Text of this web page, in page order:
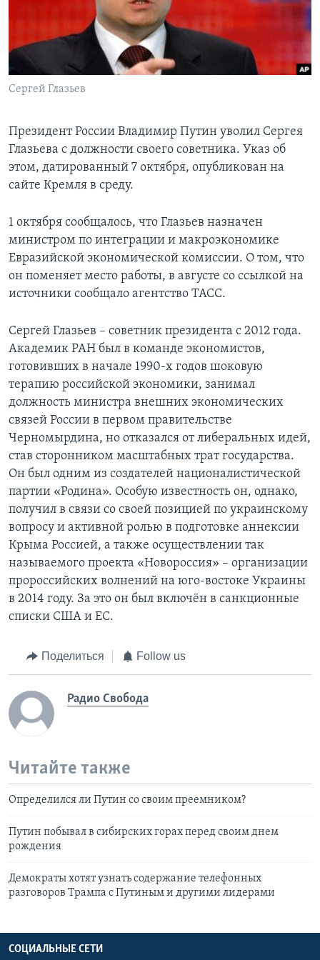
Learning English
СОЦИАЛЬНЫЕ СЕТИ
Языки
Сергей Глазьев
Президент России Владимир Путин уволил Сергея
Глазьева с должности своего советника. Указ об
этом, датированный 7 октября, опубликован на
сайте Кремля в среду.
1 октября сообщалось, что Глазьев назначен
министром по интеграции и макроэкономике
Евразийской экономической комиссии. О том, что
он поменяет место работы, в августе со ссылкой на
источники сообщало агентство ТАСС.
Сергей Глазьев – советник президента с 2012 года.
Академик РАН был в команде экономистов,
готовивших в начале 1990-х годов шоковую
терапию российской экономики, занимал
должность министра внешних экономических
связей России в первом правительстве
Черномырдина, но отказался от либеральных идей,
став сторонником масштабных трат государства.
Он был одним из создателей националистической
партии «Родина». Особую известность он, однако,
получил в связи со своей позицией по украинскому
вопросу и активной ролью в подготовке аннексии
Крыма Россией, а также осуществлении так
называемого проекта «Новороссия» – организации
пророссийских волнений на юго-востоке Украины
в 2014 году. За это он был включён в санкционные
списки США и ЕС.
Поделиться Follow us
Радио Свобода
Читайте также
Определился ли Путин со своим преемником?
Путин побывал в сибирских горах перед своим днем
рождения
Демократы хотят узнать содержание телефонных
разговоров Трампа с Путиным и другими лидерами
СОЦИАЛЬНЫЕ СЕТИ